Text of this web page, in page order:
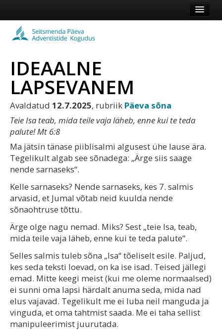
Koduleht
Vaata veel
Logi sisse või registreeru
IDEAALNE
LAPSEVANEM
Avaldatud 12.7.2025, rubriik Päeva sõna
Teie Isa teab, mida teile vaja läheb, enne kui te teda
palute! Mt 6:8
Ma jätsin tänase piiblisalmi algusest ühe lause ära.
Tegelikult algab see sõnadega: „Ärge siis saage
nende sarnaseks“.
Kelle sarnaseks? Nende sarnaseks, kes 7. salmis
arvasid, et Jumal võtab neid kuulda nende
sõnaohtruse tõttu.
Ärge olge nagu nemad. Miks? Sest „teie Isa, teab,
mida teile vaja läheb, enne kui te teda palute“.
Selles salmis tuleb sõna „Isa“ tõeliselt esile. Paljud,
kes seda teksti loevad, on ka ise isad. Teised jällegi
emad. Mitte keegi meist (kui me oleme normaalsed)
ei sunni oma lapsi härdalt anuma seda, mida nad
elus vajavad. Tegelikult me ei luba neil manguda ja
vinguda, et oma tahtmist saada. Me ei taha sellist
manipuleerimist juurutada.